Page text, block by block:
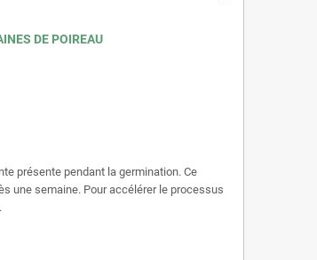
DE POIREAU
présente pendant la germination. Ce
une semaine. Pour accélérer le processus